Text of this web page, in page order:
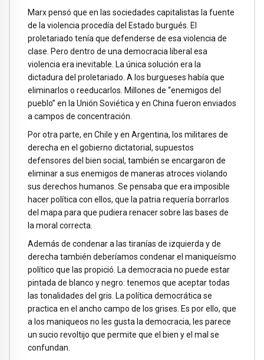
Marx pensó que en las sociedades capitalistas la fuente
de la violencia procedía del Estado burgués. El
proletariado tenía que defenderse de esa violencia de
clase. Pero dentro de una democracia liberal esa
violencia era inevitable. La única solución era la
dictadura del proletariado. A los burgueses había que
eliminarlos o reeducarlos. Millones de “enemigos del
pueblo” en la Unión Soviética y en China fueron enviados
a campos de concentración.
Por otra parte, en Chile y en Argentina, los militares de
derecha en el gobierno dictatorial, supuestos
defensores del bien social, también se encargaron de
eliminar a sus enemigos de maneras atroces violando
sus derechos humanos. Se pensaba que era imposible
hacer política con ellos, que la patria requería borrarlos
del mapa para que pudiera renacer sobre las bases de
la moral correcta.
Además de condenar a las tiranías de izquierda y de
derecha también deberíamos condenar el maniqueísmo
político que las propició. La democracia no puede estar
pintada de blanco y negro: tenemos que aceptar todas
las tonalidades del gris. La política democrática se
practica en el ancho campo de los grises. Es por ello, que
a los maniqueos no les gusta la democracia, les parece
un sucio revoltijo que permite que el bien y el mal se
confundan.